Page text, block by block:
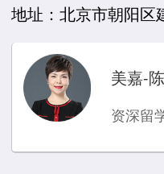
地址：北京市朝阳区
美嘉-
资深留